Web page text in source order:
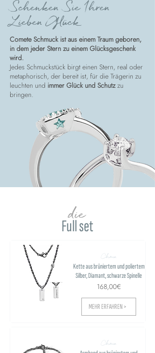
Schenken Sie Ihren
Lieben Glück
Comete Schmuck ist aus einem Traum geboren,
in dem jeder Stern zu einem Glücksgeschenk
wird.
Jedes Schmuckstück birgt einen Stern, real oder
metaphorisch, der bereit ist, für die Trägerin zu
leuchten und immer Glück und Schutzzu
bringen.
Full set
die
Chain
Kette aus brüniertem und poliertem
Silber, Diamant, schwarze Spinelle
168,00€
MEHR ERFAHREN >
Chain